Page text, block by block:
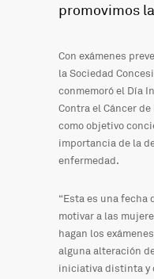
promovimos
Con exámenes
la Sociedad
conmemoró el Día
Contra el Cáncer
como objetivo
importancia de la
enfermedad.
“Esta es una fecha
motivar a las
hagan los
alguna alteración
iniciativa distinta y